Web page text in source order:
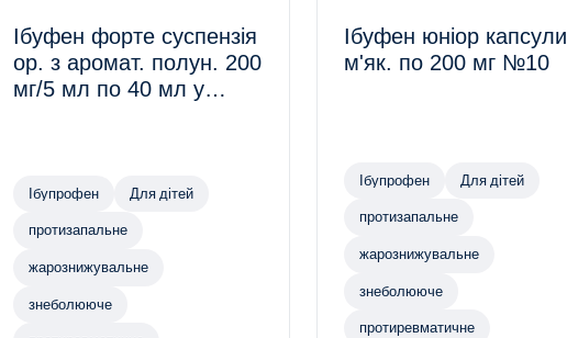
Ібуфен форте суспензія
ор. з аромат. полун. 200
мг/5 мл по 40 мл у
Ібупрофен Для дітей
протизапальне
жарознижувальне
знеболююче
Ібуфен юніор капсули
м'як. по 200 мг №10
Ібупрофен Для дітей
протизапальне
жарознижувальне
знеболююче
протиревматичне